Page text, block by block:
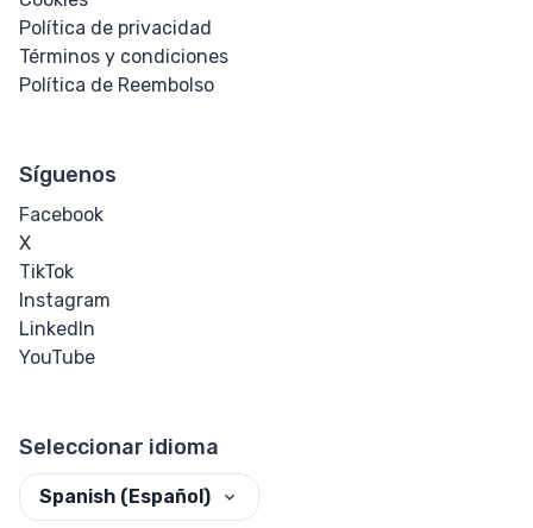
Política de privacidad
Términos y condiciones
Política de Reembolso
Síguenos
Facebook
X
TikTok
Instagram
LinkedIn
YouTube
Seleccionar idioma
Spanish (Español)